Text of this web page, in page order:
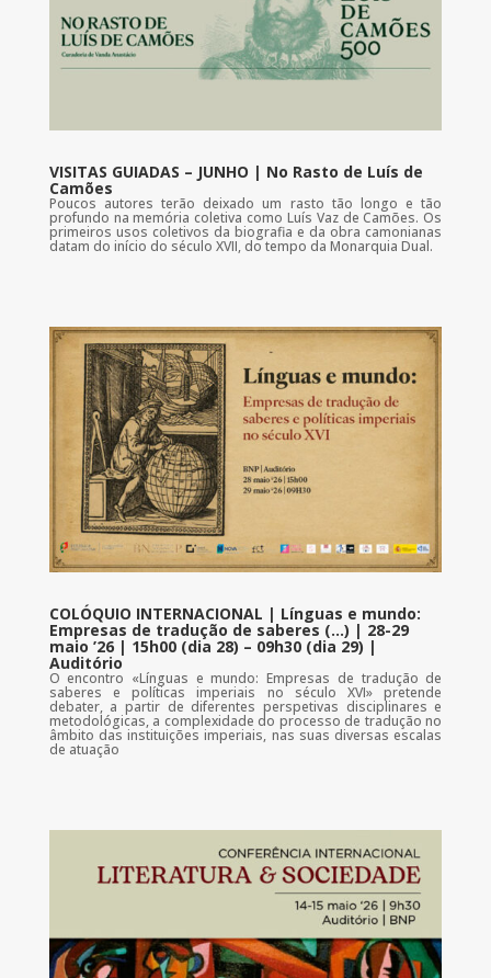
VISITAS GUIADAS – JUNHO | No Rasto de Luís de
Camões
Poucos autores terão deixado um rasto tão longo e tão
profundo na memória coletiva como Luís Vaz de Camões. Os
primeiros usos coletivos da biografia e da obra camonianas
datam do início do século XVII, do tempo da Monarquia Dual.
COLÓQUIO INTERNACIONAL | Línguas e mundo:
Empresas de tradução de saberes (…) | 28-29
maio ’26 | 15h00 (dia 28) – 09h30 (dia 29) |
Auditório
O encontro «Línguas e mundo: Empresas de tradução de
saberes e políticas imperiais no século XVI» pretende
debater, a partir de diferentes perspetivas disciplinares e
metodológicas, a complexidade do processo de tradução no
âmbito das instituições imperiais, nas suas diversas escalas
de atuação